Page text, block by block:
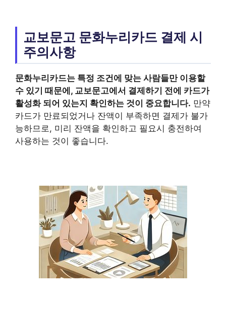
교보문고 문화누리카드 결제 시
주의사항
문화누리카드는 특정 조건에 맞는 사람들만 이용할
수 있기 때문에, 교보문고에서 결제하기 전에 카드가
활성화 되어 있는지 확인하는 것이 중요합니다. 만약
카드가 만료되었거나 잔액이 부족하면 결제가 불가
능하므로, 미리 잔액을 확인하고 필요시 충전하여
사용하는 것이 좋습니다.